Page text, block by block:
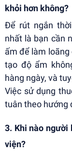
khỏi hơn không?
Để rút ngắn
nhất là bạn cần
ấm để làm
tạo độ ẩm
hàng ngày, và
Việc sử dụng
tuân theo hướng
3. Khi nào người
viện?